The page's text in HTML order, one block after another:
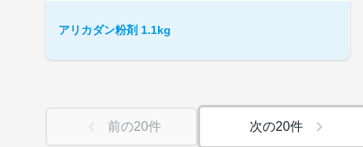
アリカダン粉剤 1.1kg
前の20件 次の20件